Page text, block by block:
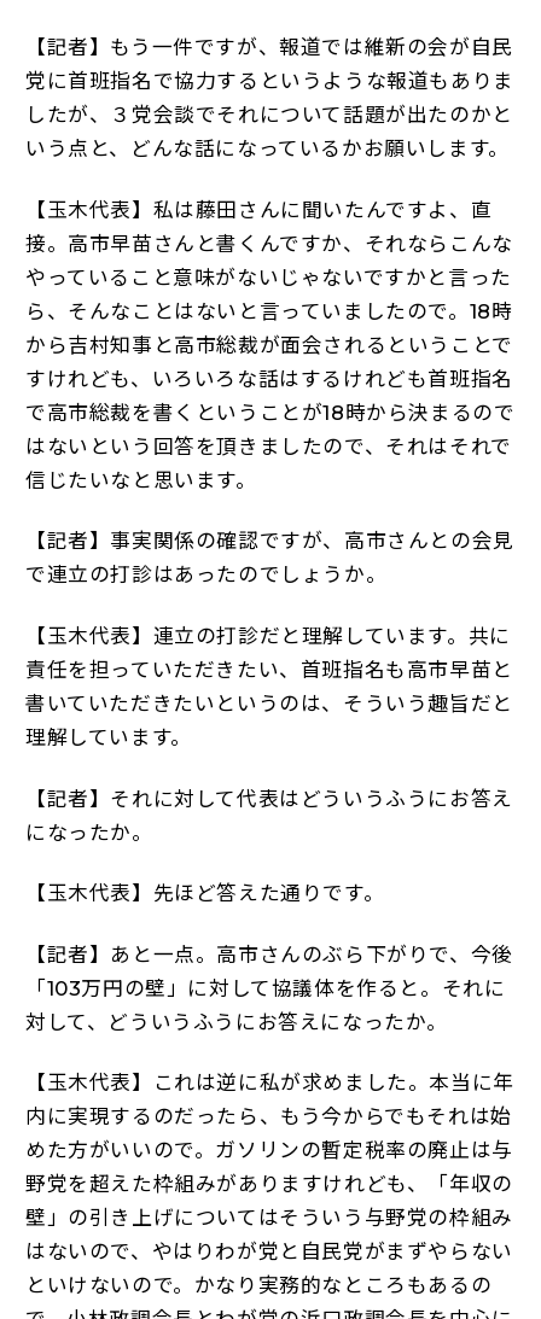
【記者】もう一件ですが、報道では維新の会が自民
党に首班指名で協力するというような報道もありま
したが、３党会談でそれについて話題が出たのかと
いう点と、どんな話になっているかお願いします。
【玉木代表】私は藤田さんに聞いたんですよ、直
接。高市早苗さんと書くんですか、それならこんな
やっていること意味がないじゃないですかと言った
ら、そんなことはないと言っていましたので。18時
から吉村知事と高市総裁が面会されるということで
すけれども、いろいろな話はするけれども首班指名
で高市総裁を書くということが18時から決まるので
はないという回答を頂きましたので、それはそれで
信じたいなと思います。
【記者】事実関係の確認ですが、高市さんとの会見
で連立の打診はあったのでしょうか。
【玉木代表】連立の打診だと理解しています。共に
責任を担っていただきたい、首班指名も高市早苗と
書いていただきたいというのは、そういう趣旨だと
理解しています。
【記者】それに対して代表はどういうふうにお答え
になったか。
【玉木代表】先ほど答えた通りです。
【記者】あと一点。高市さんのぶら下がりで、今後
「103万円の壁」に対して協議体を作ると。それに
対して、どういうふうにお答えになったか。
【玉木代表】これは逆に私が求めました。本当に年
内に実現するのだったら、もう今からでもそれは始
めた方がいいので。ガソリンの暫定税率の廃止は与
野党を超えた枠組みがありますけれども、「年収の
壁」の引き上げについてはそういう与野党の枠組み
はないので、やはりわが党と自民党がまずやらない
といけないので。かなり実務的なところもあるの